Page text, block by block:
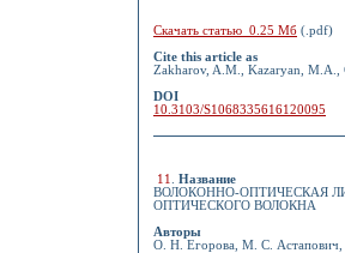
Скачать статью 0.25 Мб (.pdf)
Cite this article as
Zakharov, A.M., Kazaryan, M.A.,
DOI
10.3103/S1068335616120095
11
Название
ВОЛОКОННО-ОПТИЧЕСКАЯ
ОПТИЧЕСКОГО ВОЛОКНА
Авторы
О. Н. Егорова, М. С.